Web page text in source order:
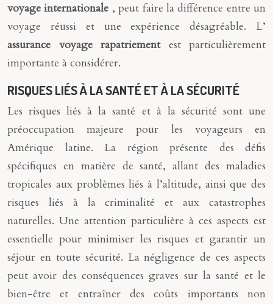
voyage internationale , peut faire la différence entre un
voyage réussi et une expérience désagréable. L’
assurance voyage rapatriement est particulièrement
importante à considérer.
RISQUES LIÉS À LA SANTÉ ET À LA SÉCURITÉ
Les risques liés à la santé et à la sécurité sont une
préoccupation majeure pour les voyageurs en
Amérique latine. La région présente des défis
spécifiques en matière de santé, allant des maladies
tropicales aux problèmes liés à l’altitude, ainsi que des
risques liés à la criminalité et aux catastrophes
naturelles. Une attention particulière à ces aspects est
essentielle pour minimiser les risques et garantir un
séjour en toute sécurité. La négligence de ces aspects
peut avoir des conséquences graves sur la santé et le
bien-être et entraîner des coûts importants non